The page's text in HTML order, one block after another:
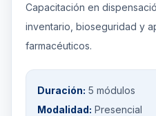
Capacitación en
inventario, bioseguridad y
farmacéuticos.
Duración: 5 módulos
Modalidad: Presencial